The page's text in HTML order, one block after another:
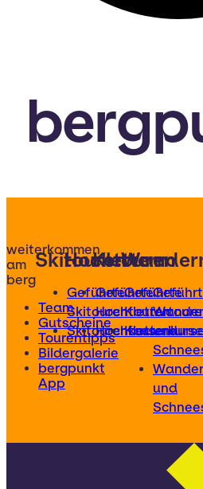
weiterkommen
am
berg
Team
Gutscheine
Tourentipps
Bildergalerie
bergpunkt
App
Skitouren
Geführte
Skitouren
Skitourenkurse
Hochtouren
Geführte
Hochtouren
Klettern
Geführte
Kletterkurse
und
und